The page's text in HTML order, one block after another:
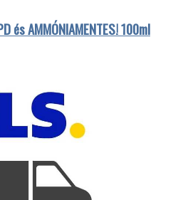
és AMMÓNIAMENTES! 100ml